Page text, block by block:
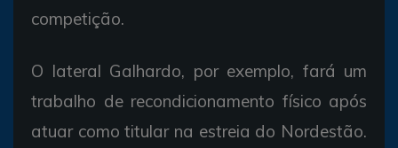
competição.
O lateral Galhardo, por exemplo, fará um
trabalho de recondicionamento físico após
atuar como titular na estreia do Nordestão.